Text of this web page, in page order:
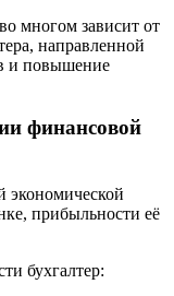
многом зависит от
направленной
и повышение
финансовой
экономической
прибыльности её
бухгалтер: